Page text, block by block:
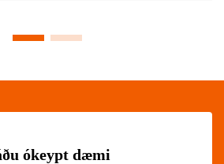
ókeypt dæmi